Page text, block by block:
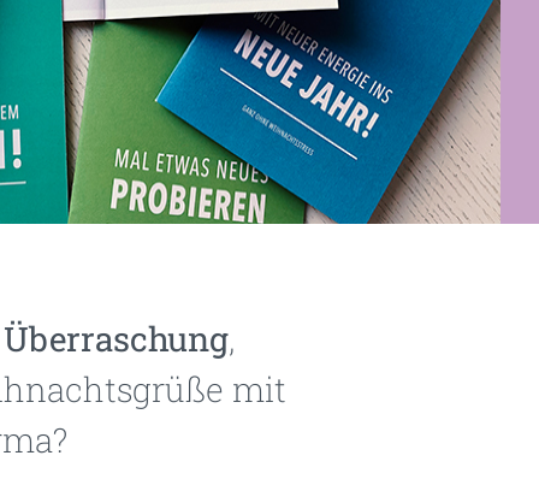
,
mit